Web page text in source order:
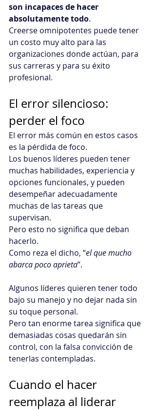
son incapaces de hacer
absolutamente todo.
Creerse omnipotentes puede tener
un costo muy alto para las
organizaciones donde actúan, para
sus carreras y para su éxito
profesional.
El error silencioso:
perder el foco
El error más común en estos casos
es la pérdida de foco.
Los buenos líderes pueden tener
muchas habilidades, experiencia y
opciones funcionales, y pueden
desempeñar adecuadamente
muchas de las tareas que
supervisan.
Pero esto no significa que deban
hacerlo.
Como reza el dicho, “el que mucho
abarca poco aprieta”.
Algunos líderes quieren tener todo
bajo su manejo y no dejar nada sin
su toque personal.
Pero tan enorme tarea significa que
demasiadas cosas quedarán sin
control, con la falsa convicción de
tenerlas contempladas.
Cuando el hacer
reemplaza al liderar